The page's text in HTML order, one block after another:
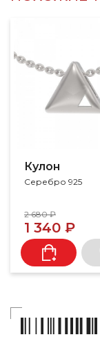
Кулон
Серебро 925
2 680 ₽
1 340 ₽